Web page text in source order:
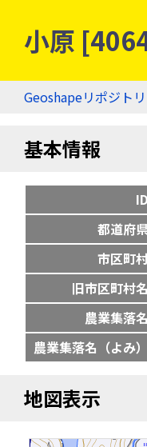
小原
Geoshapeリポジトリ
基本情報
ID
都道府
市区町
旧市区町村名
農業集落名
農業集落名（よみ）
地図表示